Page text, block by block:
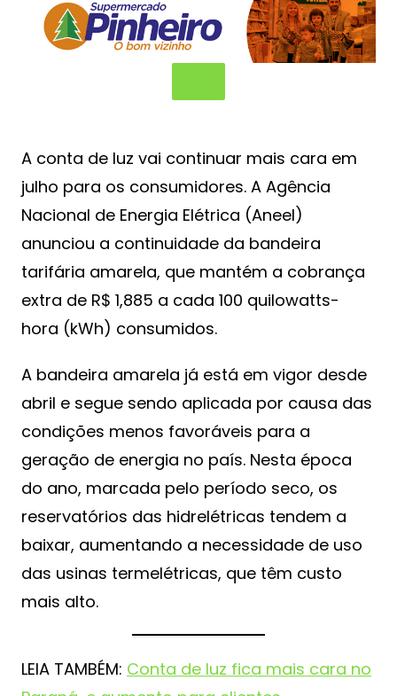
A conta de luz vai continuar mais cara em
julho para os consumidores. A Agência
Nacional de Energia Elétrica (Aneel)
anunciou a continuidade da bandeira
tarifária amarela, que mantém a cobrança
extra de R$ 1,885 a cada 100 quilowatts-
hora (kWh) consumidos.
A bandeira amarela já está em vigor desde
abril e segue sendo aplicada por causa das
condições menos favoráveis para a
geração de energia no país. Nesta época
do ano, marcada pelo período seco, os
reservatórios das hidrelétricas tendem a
baixar, aumentando a necessidade de uso
das usinas termelétricas, que têm custo
mais alto.
LEIA TAMBÉM: Conta de luz fica mais cara no